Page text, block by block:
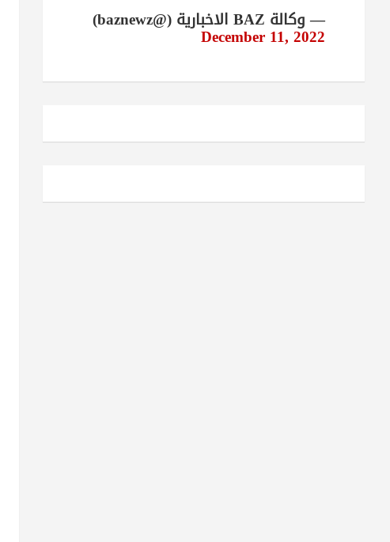
— وكالة BAZ الاخبارية (@baznewz)
December 11, 2022